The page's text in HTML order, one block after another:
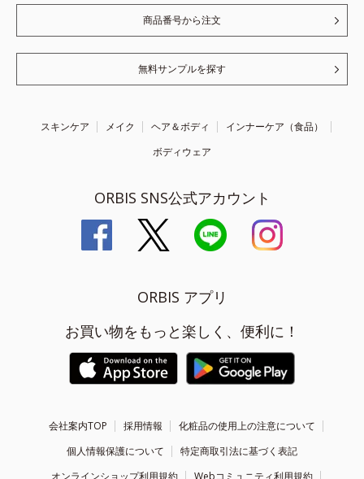
商品番号から注文
無料サンプルを探す
スキンケア メイク ヘア＆ボディ
インナーケア（食品）
ボディウェア
ORBIS SNS公式アカウント
ORBIS アプリ
お買い物をもっと楽しく、便利に！
会社案内TOP 採用情報
化粧品の使用上の注意について
個人情報保護について
特定商取引法に基づく表記